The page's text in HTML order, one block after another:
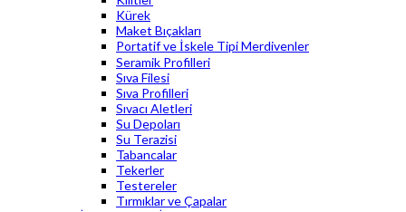
Kürek
Maket Bıçakları
Portatif ve İskele Tipi Merdivenler
Seramik Profilleri
Sıva Filesi
Sıva Profilleri
Sıvacı Aletleri
Su Depoları
Su Terazisi
Tabancalar
Tekerler
Testereler
Tırmıklar ve Çapalar